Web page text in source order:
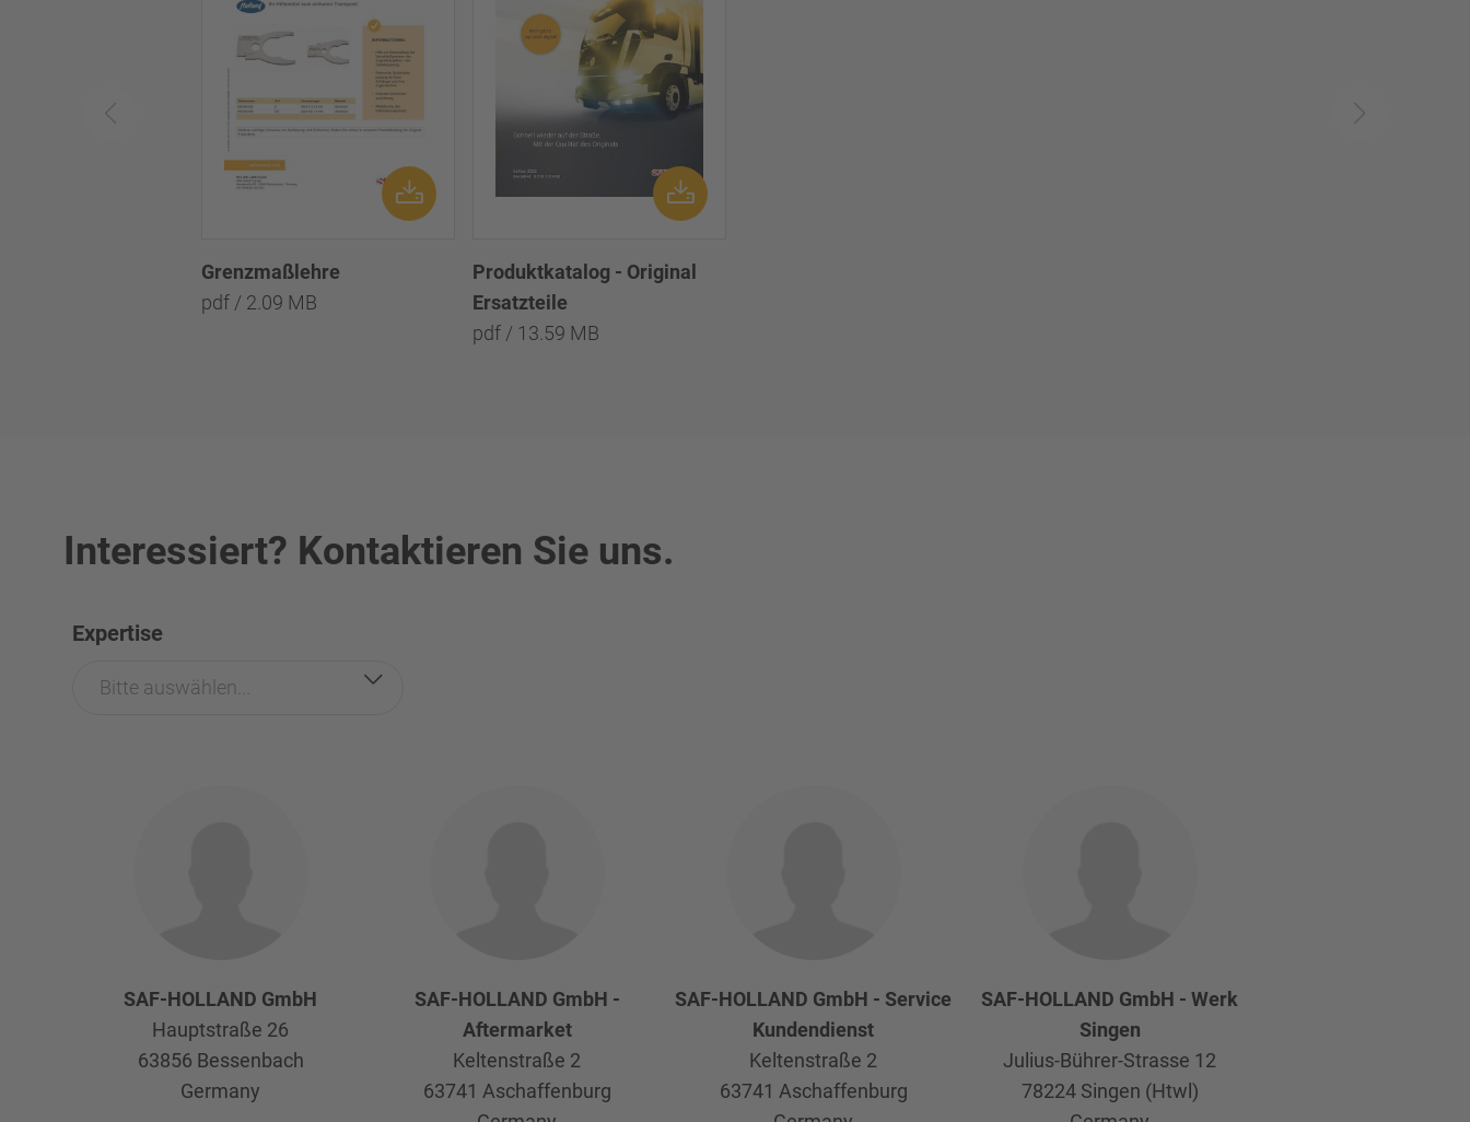
Grenzmaßlehre
pdf / 2.09 MB
Produktkatalog - Original
Ersatzteile
pdf / 13.59 MB
Interessiert? Kontaktieren Sie uns.
Expertise
Bitte auswählen...
SAF-HOLLAND GmbH
Hauptstraße 26
63856 Bessenbach
Germany
SAF-HOLLAND GmbH -
Aftermarket
Keltenstraße 2
63741 Aschaffenburg
SAF-HOLLAND GmbH - Service
Kundendienst
Keltenstraße 2
63741 Aschaffenburg
SAF-HOLLAND GmbH - Werk
Singen
Julius-Bührer-Strasse 12
78224 Singen (Htwl)